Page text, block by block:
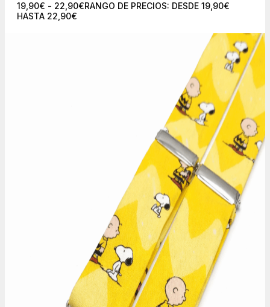
19,90€ - 22,90€RANGO DE PRECIOS: DESDE 19,90€
HASTA 22,90€